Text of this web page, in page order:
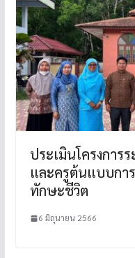
ประเมินโครงการ
และครูต้นแบบกา
ทักษะชีวิต
6 มิถุนายน 2566